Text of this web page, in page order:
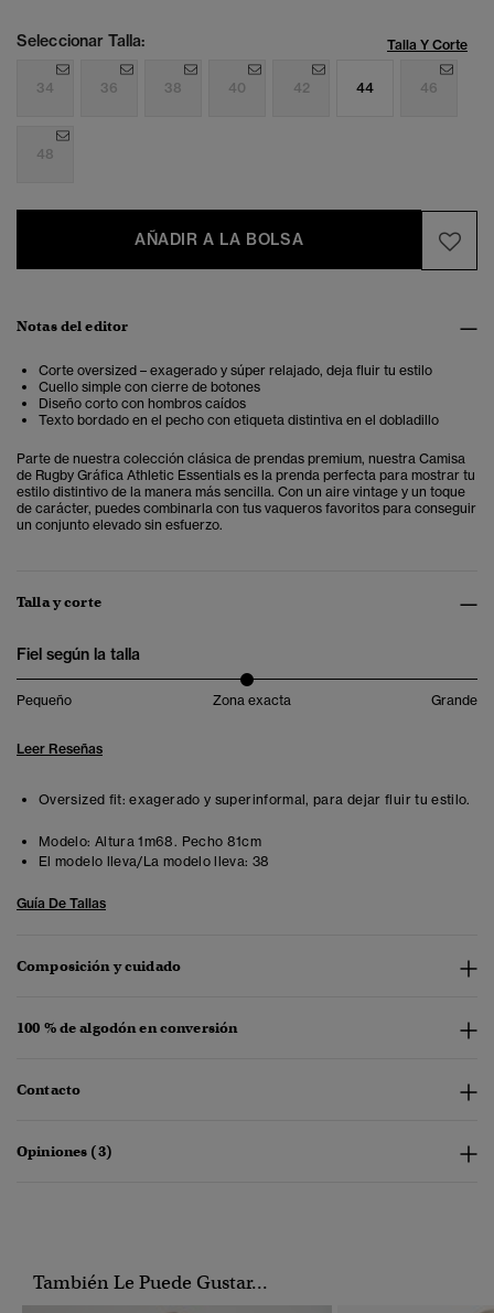
Seleccionar Talla: Talla Y Corte
34 36 38 40 42 44 46
48
AÑADIR A LA BOLSA
Notas del editor
Corte oversized – exagerado y súper relajado, deja fluir tu estilo
Cuello simple con cierre de botones
Diseño corto con hombros caídos
Texto bordado en el pecho con etiqueta distintiva en el dobladillo
Parte de nuestra colección clásica de prendas premium, nuestra Camisa
de Rugby Gráfica Athletic Essentials es la prenda perfecta para mostrar tu
estilo distintivo de la manera más sencilla. Con un aire vintage y un toque
de carácter, puedes combinarla con tus vaqueros favoritos para conseguir
un conjunto elevado sin esfuerzo.
Talla y corte
Fiel según la talla
Pequeño Zona exacta Grande
Leer Reseñas
Oversized fit: exagerado y superinformal, para dejar fluir tu estilo.
Modelo: Altura 1m68. Pecho 81cm
El modelo lleva/La modelo lleva: 38
Guía De Tallas
Composición y cuidado
100 % de algodón en conversión
Contacto
Opiniones (3)
También Le Puede Gustar...